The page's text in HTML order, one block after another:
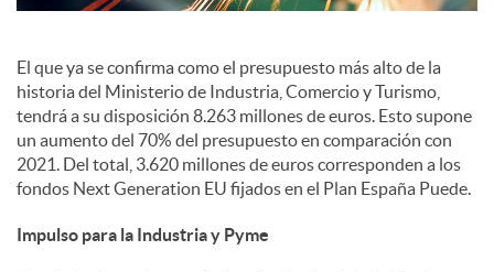
l
e
s
El que ya se confirma como el presupuesto más alto de la
historia del Ministerio de Industria, Comercio y Turismo,
tendrá a su disposición 8.263 millones de euros. Esto supone
un aumento del 70% del presupuesto en comparación con
2021. Del total, 3.620 millones de euros corresponden a los
fondos Next Generation EU fijados en el Plan España Puede.
Impulso para la Industria y Pyme